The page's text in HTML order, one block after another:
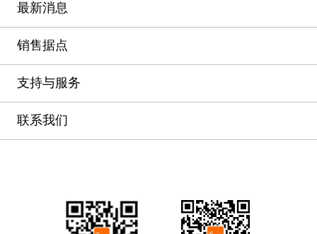
最新消息
销售据点
支持与服务
联系我们